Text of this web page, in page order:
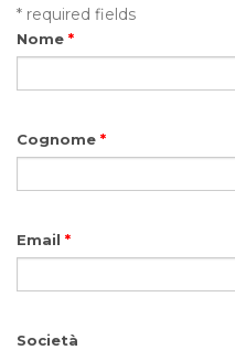
* required fields
Nome *
Cognome *
Email *
Società